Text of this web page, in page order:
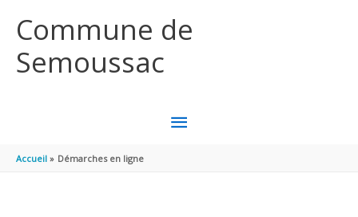
Commune de
Semoussac
MENU
Accueil Démarches en ligne